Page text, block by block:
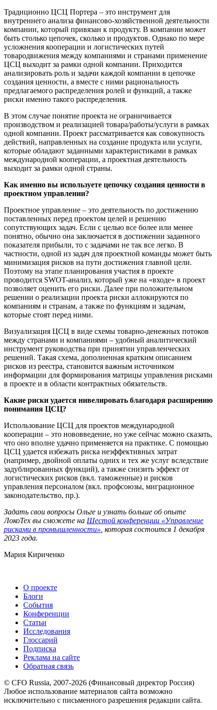
Традиционно ЦСЦ Портера – это инструмент для
внутреннего анализа финансово-хозяйственной деятельности
компании, который привязан к продукту. В компании может
быть столько цепочек, сколько и продуктов. Однако по мере
усложнения кооперации и логистических путей
товародвижения между компаниями и странами применение
ЦСЦ выходит за рамки одной компании. Приходится
анализировать роль и задачи каждой компании в цепочке
создания ценности, а вместе с ними рациональность
предлагаемого распределения ролей и функций, а также
риски именно такого распределения.
В этом случае понятие проекта не ограничивается
производством и реализацией товара/работы/услуги в рамках
одной компании. Проект рассматривается как совокупность
действий, направленных на создание продукта или услуги,
которые обладают заданными характеристиками в рамках
международной кооперации, а проектная деятельность
выходит за рамки одной страны.
Как именно вы используете цепочку создания ценности в
проектном управлении?
Проектное управление – это деятельность по достижению
поставленных перед проектом целей и решению
сопутствующих задач. Если с целью все более или менее
понятно, обычно она заключается в достижении заданного
показателя прибыли, то с задачами не так все легко. В
частности, одной из задач для проектной команды может быть
минимизация рисков на пути достижения главной цели.
Поэтому на этапе планирования участия в проекте
проводится SWOT-анализ, который уже на «входе» в проект
позволяет оценить его риски. Далее при положительном
решении о реализации проекта риски аллокируются по
компаниям и странам, а также по функциям и задачам,
которые стоят перед ними.
Визуализация ЦСЦ в виде схемы товарно-денежных потоков
между странами и компаниями – удобный аналитический
инструмент руководства при принятии управленческих
решений. Такая схема, дополненная кратким описанием
рисков из реестра, становится важным источником
информации для формирования матрицы управления рисками
в проекте и в области контрактных обязательств.
Какие риски удается нивелировать благодаря расширению
понимания ЦСЦ?
Использование ЦСЦ для проектов международной
кооперации – это нововведение, но уже сейчас можно сказать,
что оно вполне удачно применяется на практике. С помощью
ЦСЦ удается избежать риска неэффективных затрат
(например, двойной оплаты одних и тех же услуг вследствие
задублированных функций), а также снизить эффект от
логистических рисков (вкл. таможенные) и рисков
управления персоналом (вкл. профсоюзы, миграционное
законодательство, пр.).
Задать свои вопросы Ольге и узнать больше об опыте
ЛокоТех вы сможете на Шестой конференции «Управление
рисками в промышленности» , которая состоится 1 декабря
2023 года.
Мария Кириченко
О проекте
Блоги
События
Конференции
Статьи
Исследования
Глоссарий
Подписка
Реклама на сайте
Обратная связь
© CFO Russia, 2007-2026 (Финансовый директор Россия)
Любое использование материалов сайта возможно
исключительно с письменного разрешения редакции сайта.